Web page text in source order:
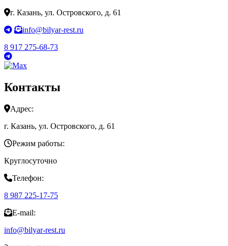
г. Казань, ул. Островского, д. 61
info@bilyar-rest.ru
8 917 275-68-73
Контакты
Адрес:
г. Казань, ул. Островского, д. 61
Режим работы:
Круглосуточно
Телефон:
8 987 225-17-75
E-mail:
info@bilyar-rest.ru